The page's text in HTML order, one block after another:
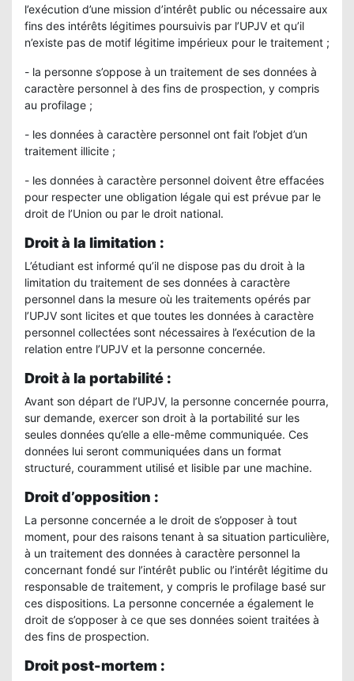
l’exécution d’une mission d’intérêt public ou nécessaire aux
fins des intérêts légitimes poursuivis par l’UPJV et qu’il
n’existe pas de motif légitime impérieux pour le traitement ;
- la personne s’oppose à un traitement de ses données à
caractère personnel à des fins de prospection, y compris
au profilage ;
- les données à caractère personnel ont fait l’objet d’un
traitement illicite ;
- les données à caractère personnel doivent être effacées
pour respecter une obligation légale qui est prévue par le
droit de l’Union ou par le droit national.
Droit à la limitation :
L’étudiant est informé qu’il ne dispose pas du droit à la
limitation du traitement de ses données à caractère
personnel dans la mesure où les traitements opérés par
l’UPJV sont licites et que toutes les données à caractère
personnel collectées sont nécessaires à l’exécution de la
relation entre l’UPJV et la personne concernée.
Droit à la portabilité :
Avant son départ de l’UPJV, la personne concernée pourra,
sur demande, exercer son droit à la portabilité sur les
seules données qu’elle a elle-même communiquée. Ces
données lui seront communiquées dans un format
structuré, couramment utilisé et lisible par une machine.
Droit d’opposition :
La personne concernée a le droit de s’opposer à tout
moment, pour des raisons tenant à sa situation particulière,
à un traitement des données à caractère personnel la
concernant fondé sur l’intérêt public ou l’intérêt légitime du
responsable de traitement, y compris le profilage basé sur
ces dispositions. La personne concernée a également le
droit de s’opposer à ce que ses données soient traitées à
des fins de prospection.
Droit post-mortem :